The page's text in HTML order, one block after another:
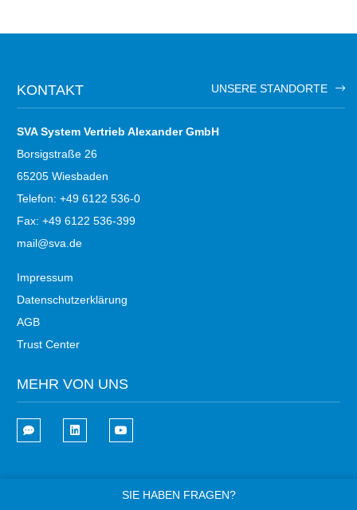
SIE HABEN FRAGEN?
KONTAKT UNSERE STANDORTE
SVA System Vertrieb Alexander GmbH
Borsigstraße 26
65205 Wiesbaden
Telefon: +49 6122 536-0
Fax: +49 6122 536-399
mail@sva.de
Impressum
Datenschutzerklärung
AGB
Trust Center
MEHR VON UNS